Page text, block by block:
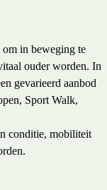
in beweging te
ouder worden. In
gevarieerd aanbod
Sport Walk,
conditie, mobiliteit